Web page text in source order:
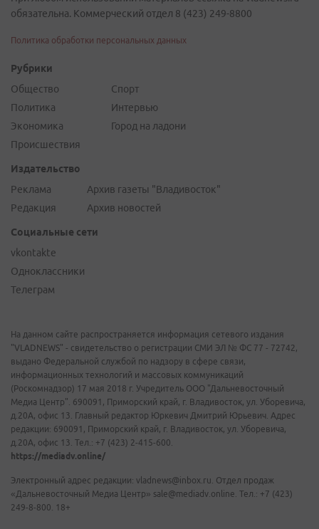
обязательна. Коммерческий отдел 8 (423) 249-8800
Политика обработки персональных данных
Рубрики
Общество
Политика
Экономика
Происшествия
Спорт
Интервью
Город на ладони
Издательство
Реклама
Редакция
Архив газеты "Владивосток"
Архив новостей
Социальные сети
vkontakte
Одноклассники
Телеграм
На данном сайте распространяется информация сетевого издания
"VLADNEWS" - свидетельство о регистрации СМИ ЭЛ № ФС 77 - 72742,
выдано Федеральной службой по надзору в сфере связи,
информационных технологий и массовых коммуникаций
(Роскомнадзор) 17 мая 2018 г. Учредитель ООО "Дальневосточный
Медиа Центр". 690091, Приморский край, г. Владивосток, ул. Уборевича,
д.20А, офис 13. Главный редактор Юркевич Дмитрий Юрьевич. Адрес
редакции: 690091, Приморский край, г. Владивосток, ул. Уборевича,
д.20А, офис 13. Тел.: +7 (423) 2-415-600.
https://mediadv.online/
Электронный адрес редакции: vladnews@inbox.ru. Отдел продаж
«Дальневосточный Медиа Центр» sale@mediadv.online. Тел.: +7 (423)
249-8-800. 18+